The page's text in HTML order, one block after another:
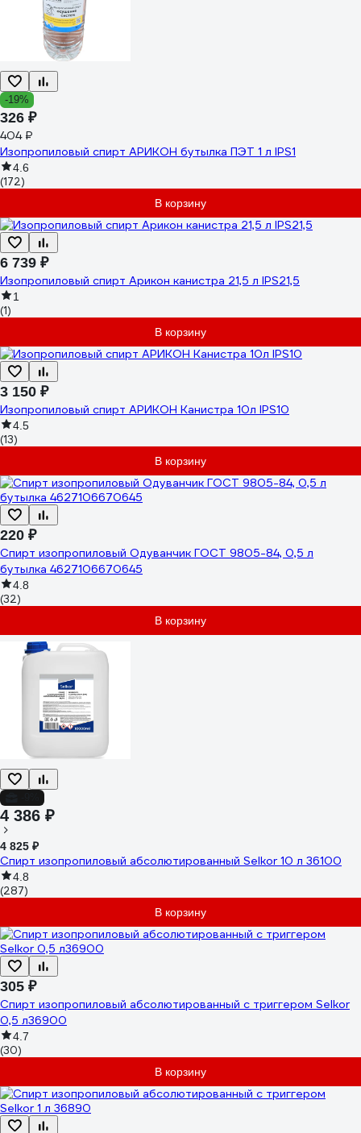
-19%
326 ₽
404 ₽
Изопропиловый спирт АРИКОН бутылка ПЭТ 1 л IPS1
4.6
(172)
В корзину
6 739 ₽
Изопропиловый спирт Арикон канистра 21,5 л IPS21,5
1
(1)
В корзину
3 150 ₽
Изопропиловый спирт АРИКОН Канистра 10л IPS10
4.5
(13)
В корзину
220 ₽
Спирт изопропиловый Одуванчик ГОСТ 9805-84, 0,5 л
бутылка 4627106670645
4.8
(32)
В корзину
4 386 ₽
4 825 ₽
Спирт изопропиловый абсолютированный Selkor 10 л 36100
4.8
(287)
В корзину
305 ₽
Спирт изопропиловый абсолютированный с триггером Selkor
0,5 л36900
4.7
(30)
В корзину